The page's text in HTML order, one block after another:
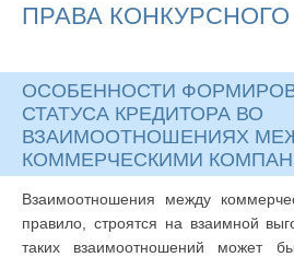
ПРАВА
ОСОБЕННОСТИ
СТАТУСА КРЕДИТОРА ВО
ВЗАИМООТНОШЕНИЯХ
КОММЕРЧЕСКИМИ
Взаимоотношения между
правило, строятся на взаимной
таких взаимоотношений может